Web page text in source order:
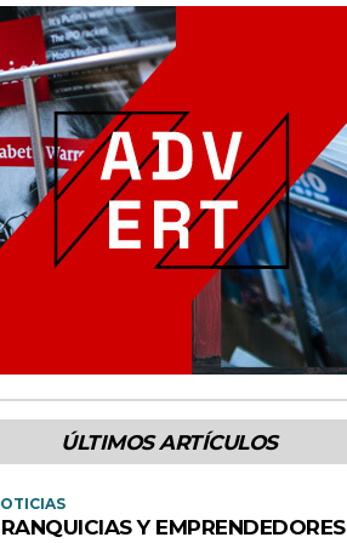
ÚLTIMOS ARTÍCULOS
Y EMPRENDEDORES